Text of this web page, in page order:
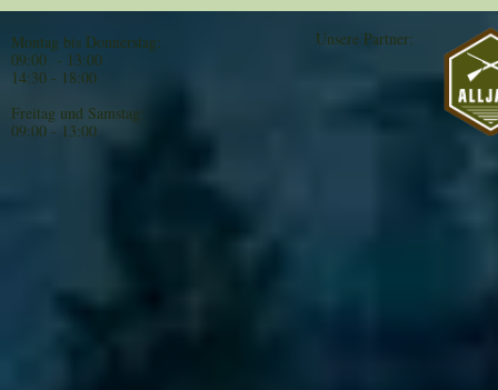
Montag bis Donnerstag:
09:00 - 13:00
14:30 - 18:00
Freitag und Samstag:
09:00 - 13:00
Unsere Partner: